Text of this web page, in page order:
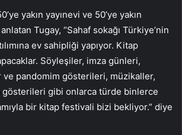
yakın yayınevi ve 50’ye yakın
anlatan Tugay, “Sahaf sokağı Türkiye’nin
ev sahipliği yapıyor. Kitap
Söyleşiler, imza günleri,
ve pandomim gösterileri, müzikaller,
gibi onlarca türde binlerce
bir kitap festivali bizi bekliyor.” diye